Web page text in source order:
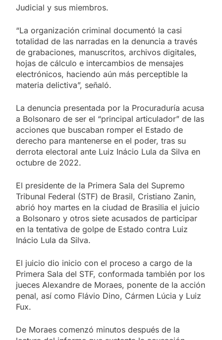
Judicial y sus miembros.
“La organización criminal documentó la casi
totalidad de las narradas en la denuncia a través
de grabaciones, manuscritos, archivos digitales,
hojas de cálculo e intercambios de mensajes
electrónicos, haciendo aún más perceptible la
materia delictiva”, señaló.
La denuncia presentada por la Procuraduría acusa
a Bolsonaro de ser el “principal articulador” de las
acciones que buscaban romper el Estado de
derecho para mantenerse en el poder, tras su
derrota electoral ante Luiz Inácio Lula da Silva en
octubre de 2022.
El presidente de la Primera Sala del Supremo
Tribunal Federal (STF) de Brasil, Cristiano Zanin,
abrió hoy martes en la ciudad de Brasilia el juicio
a Bolsonaro y otros siete acusados de participar
en la tentativa de golpe de Estado contra Luiz
Inácio Lula da Silva.
El juicio dio inicio con el proceso a cargo de la
Primera Sala del STF, conformada también por los
jueces Alexandre de Moraes, ponente de la acción
penal, así como Flávio Dino, Cármen Lúcia y Luiz
Fux.
De Moraes comenzó minutos después de la